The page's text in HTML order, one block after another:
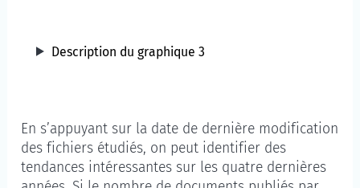
Description du graphique 3
En s’appuyant sur la date de dernière modification
des fichiers étudiés, on peut identifier des
tendances intéressantes sur les quatre dernières